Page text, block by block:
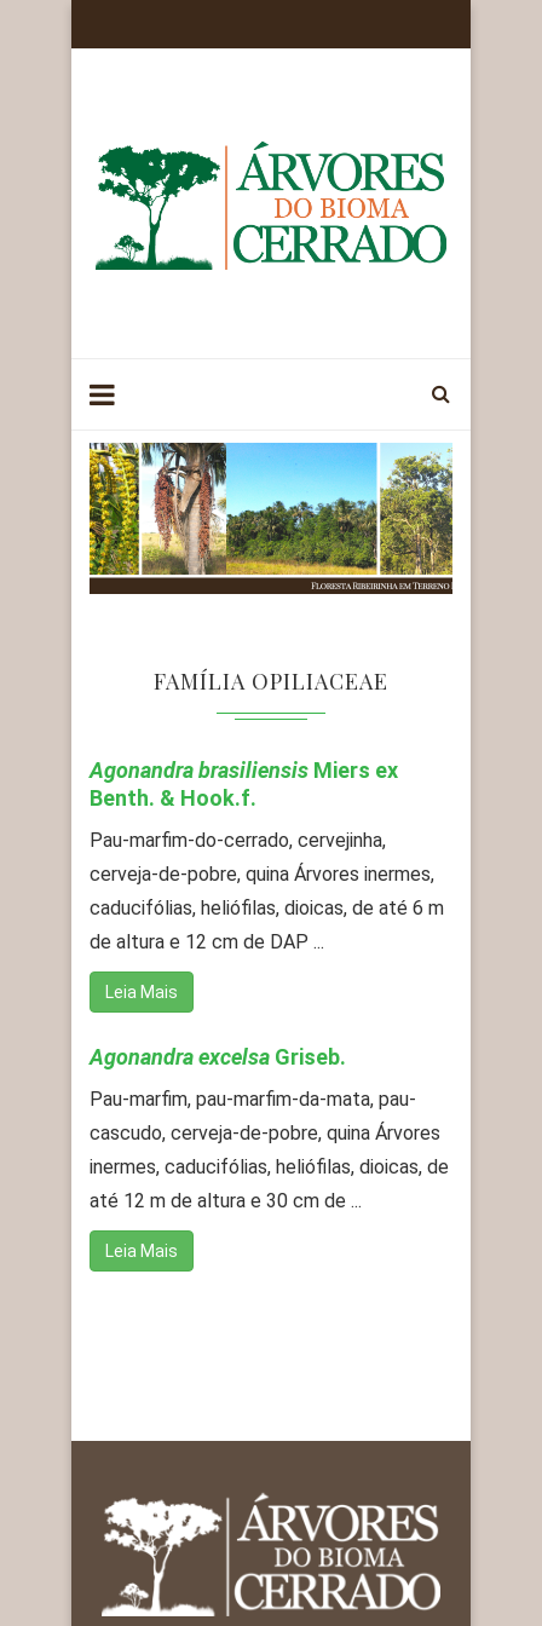
FAMÍLIA OPILIACEAE
Agonandra brasiliensis Miers ex
Benth. & Hook.f.
Pau-marfim-do-cerrado, cervejinha,
cerveja-de-pobre, quina Árvores inermes,
caducifólias, heliófilas, dioicas, de até 6 m
de altura e 12 cm de DAP ...
Leia Mais
Agonandra excelsa Griseb.
Pau-marfim, pau-marfim-da-mata, pau-
cascudo, cerveja-de-pobre, quina Árvores
inermes, caducifólias, heliófilas, dioicas, de
até 12 m de altura e 30 cm de ...
Leia Mais